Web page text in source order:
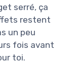
serré, ça
restent
un peu
fois avant
toi.